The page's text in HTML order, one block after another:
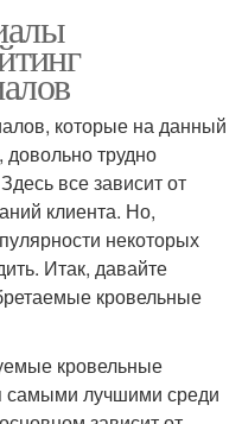
которые на данный
трудно
все зависит от
клиента. Но,
некоторых
Итак, давайте
кровельные
кровельные
самыми лучшими среди